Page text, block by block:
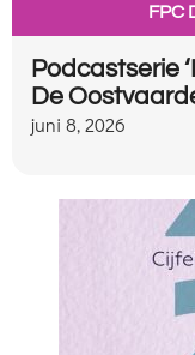
FPC
Podcastserie
De
juni 8, 2026